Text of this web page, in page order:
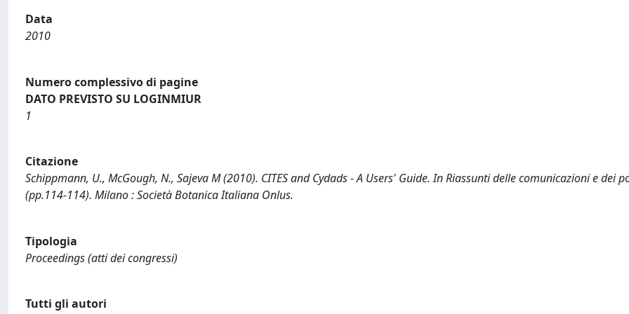
Data
2010
Numero complessivo di pagine
DATO PREVISTO SU LOGINMIUR
1
Citazione
Schippmann, U., McGough, N., Sajeva M (2010). CITES and Cydads - A Users' Guide. In Riassunti delle comunicazioni e dei
(pp.114-114). Milano : Società Botanica Italiana Onlus.
Tipologia
Proceedings (atti dei congressi)
Tutti gli autori